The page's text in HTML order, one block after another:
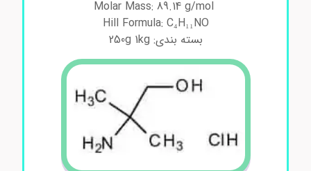
Hill Formula: C₄H₁₁NO
بسته بندی: 250g 1kg